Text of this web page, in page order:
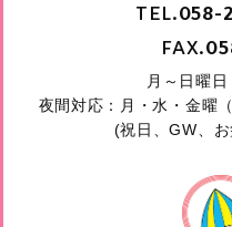
TEL.058-
FAX.
月～日曜
夜間対応：月・水・金曜
(祝日、GW、